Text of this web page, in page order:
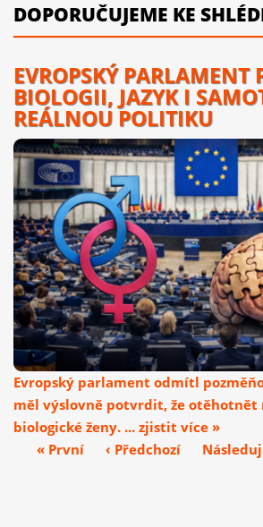
DOPORUČUJEME KE
EVROPSKÝ PARLAMENT
BIOLOGII, JAZYK I
REÁLNOU POLITIKU
Evropský parlament odmítl
měl výslovně potvrdit, že otěhotnět
biologické ženy. ... zjistit více »
« První
‹ Předchozí